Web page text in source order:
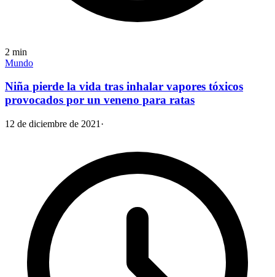
2 min
Mundo
Niña pierde la vida tras inhalar vapores tóxicos
provocados por un veneno para ratas
12 de diciembre de 2021 ·